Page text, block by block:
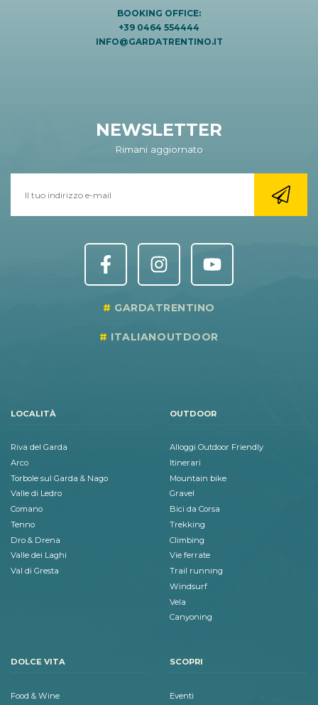
BOOKING OFFICE:
+39 0464 554444
INFO@GARDATRENTINO.IT
NEWSLETTER
Rimani aggiornato
GARDATRENTINO
ITALIANOUTDOOR
LOCALITÀ
Riva del Garda
Arco
Torbole sul Garda & Nago
Valle di Ledro
Comano
Tenno
Dro & Drena
Valle dei Laghi
Val di Gresta
OUTDOOR
Alloggi Outdoor Friendly
Itinerari
Mountain bike
Gravel
Bici da Corsa
Trekking
Climbing
Vie ferrate
Trail running
Windsurf
Vela
Canyoning
DOLCE VITA
Food & Wine
SCOPRI
Eventi